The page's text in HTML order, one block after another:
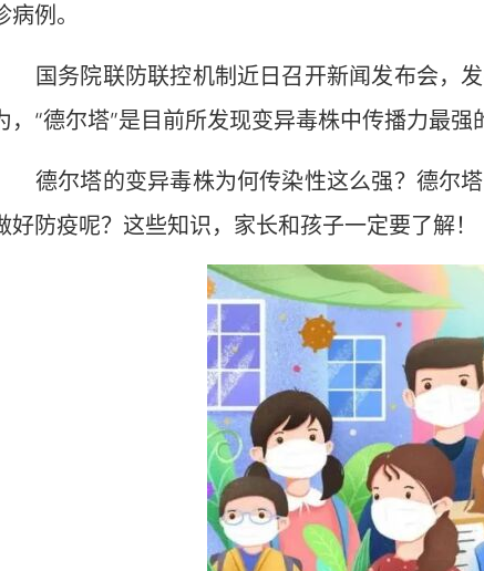
病例。
国务院联防联控机制近日召开新闻发布会，发
，“德尔塔”是目前所发现变异毒株中传播力最
德尔塔的变异毒株为何传染性这么强？德尔塔
好防疫呢？这些知识，家长和孩子一定要了解！